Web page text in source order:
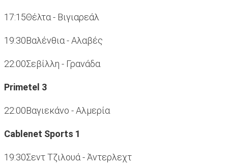
17:15Θέλτα - Βιγιαρεάλ
19:30Βαλένθια - Αλαβές
22:00Σεβίλλη - Γρανάδα
Primetel 3
22:00Βαγιεκάνο - Αλμερία
Cablenet Sports 1
19:30Σεντ Τζιλουά - Άντερλεχτ